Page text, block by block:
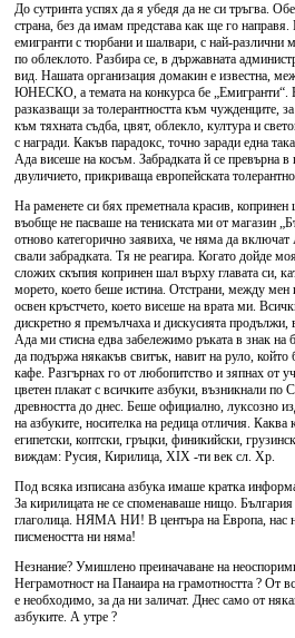
До сутринта успях да я убедя да не си тръгва.
страна, без да имам представа как ще го
емигранти с тюрбани и шалвари, с най-различни
по облеклото. Разбира се, в държавната
вид. Нашата организация домакин е известна,
ЮНЕСКО, а темата на конкурса бе „Емигранти“.
разказващи за толерантността към чужденците,
към тяхната съдба, цвят, облекло, култура и
с награди. Какъв парадокс, точно заради една
Ада висеше на косъм. Забрадката й се превърна в
двуличието, прикриваща европейската
На раменете си бях преметнала красив,
въобще не пасваше на тениската ми от магазин
отново категорично заявиха, че няма да
свали забрадката. Тя не реагира. Когато дойде
сложих скъпия копринен шал върху главата си,
морето, което беше истина. Отстрани, между
освен кръстчето, което висеше на врата ми.
дискретно я премълчаха и дискусията продължи,
Ада ми стисна едва забележимо ръката в знак на
да подържа някакъв свитък, навит на руло, който
кафе. Разгърнах го от любопитство и зяпнах от
цветен плакат с всичките азбуки, възникнали по
древността до днес. Беше официално, луксозно
на азбуките, носителка на редица отличия. Каква
египетски, коптски, гръцки, финикийски,
виждам: Русия, Кирилица, XIX -ти век сл. Хр.
Под всяка изписана азбука имаше кратка
За кирилицата не се споменаваше нищо.
глаголица. НЯМА НИ! В центъра на Европа, нас
писмеността ни няма!
Незнание? Умишлено преиначаване на
Неграмотност на Панаира на грамотността ? От
е необходимо, за да ни заличат. Днес само от
азбуките. А утре ?